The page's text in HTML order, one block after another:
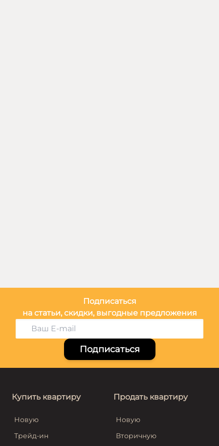
Подписаться
на статьи, скидки, выгодные предложения
Подписаться
Купить квартиру
Новую
Трейд-ин
Продать квартиру
Новую
Вторичную